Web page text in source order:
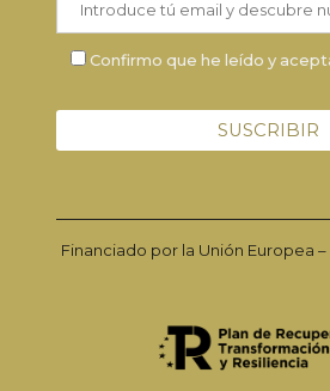
Confirmo que he leído y
Financiado por la Unión Europea